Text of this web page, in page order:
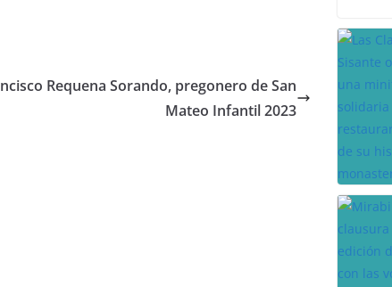
Requena Sorando, pregonero de San
Mateo Infantil 2023